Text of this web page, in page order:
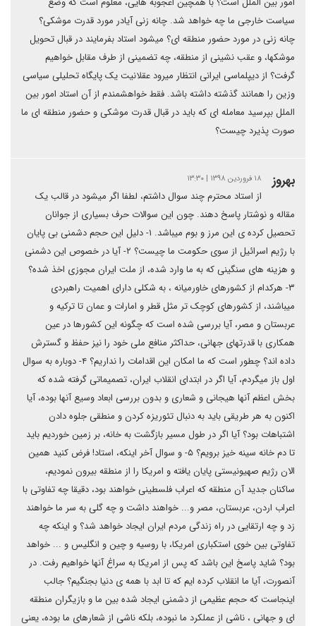
سیاست خارجی ما چه خواهد شد. چانه زنی آیادر مورد قدرت موشکی؟
چانه زنی در مورد حضور منطقه ای؟ میشود استاد بفرمایند در قبال تحویل
موشکها، و عقب نشینی از منطقه، چه تضمینی از طرف مقابل خواهیم
گرفت؟ از دیپلماسی ایرانی انتظار میرود عقلانیت یک پایگاه تحلیلی سیاسی
وزین را همانند گذشته داشته باشد. فقط خواهشمندم از آن استاد امور بین
الملل بپرسید معامله ای که باید در قبال قدرت موشکی و حضور منطقه ای ما
صورت پذیرد چیست؟
بهروز ۱۸ فروردین ۱۳۹۸ | ۱۳:۳۰
از استاد محترم چند سوال داشتم، لطفا اگر میشود در قالب یک
مقاله و نوشتار پاسخ دهند. چون این سوالات حرف بسیاری از جوانان
تحصیل کرده ی این مرز و بوم میباشد. ۱- دلیل این حجم دشمنی بی پایان
با رژیم اسرائیل از سوی حکومت ما چیست؟ ۲- آیا در خصوص این دشمنی
و هزینه های سنگینی که به ما وارد شده، از ملت ایران مجوزی اخذ شده؟
۳- هرکدام از کشورهای خاورمیانه ، به شکلی دارای اهمیت راهبردی
میباشند، از کشورهای کوچک تر مثل قطر و امارات و عمان تا ترکیه و
عربستان و مصر، آیا بررسی شده است که چگونه این کشورها در عین
همکاری با قدرتهای جهانی، حداکثر منافع ملی خود را نیز حفظ و گسترش
داده اند؟ چطور است که ما امکان این اقدامات را نداریم؟ ۴- دوباره به سوال
اول باز میگردم، آیا اگر در ابتدای انقلاب ایران، تصمیماتی گرفته شده که
بخش اعظم آنها هیجانی و شعاری و بدون بررسی ابعاد وسیع آنها بوده، آیا
اکنون به هر طریقی باید به دنبال تئوریزه کردن و منطقی جلوه دادن
اشتباهات بود؟ آیا اگر در طول مسیر بازگشت به خانه، بر زمین خوردیم باید
تا دم خانه سینه خیز برویم؟ ۵- و سوال آخر اینکه، استاد! فرض کنید همین
الان رژیم صهیونیستی پایان یافته و امریکا را از منطقه بیرون نمودیم،
ساکنان جدید آن منطقه که اعراب فلسطینی خواهند بود، دقیقا چه تفاوتی با
اعراب اردن، عربستان، مصر و... خواهند داشت و چه گلی به سر ما خواهند
زد و چه ارتقایی در راه زندگی مردم ایران ایجاد خواهد شد؟ و اینکه چه
تفاوتی بین خوی استکباری امریکا، با روسیه و چین و انگلیس و .‌‌.. خواهد
بود؟ شاید پاسخ این باشد که پس از امریکا به سراغ آنها خواهیم رفت. در
آنصورت، آیا ما انقلاب کرده ایم که تا ابد با همه ی دنیا بجنگیم؟ جالب
اینجاست که حجم عظیمی از دشمنی ایجاد شده بین ما و بازیگران منطقه
ای و جهانی ، ناشی از عملکرد ما نبوده، بلکه ناشی از شعارهای ما بوده، یعنی